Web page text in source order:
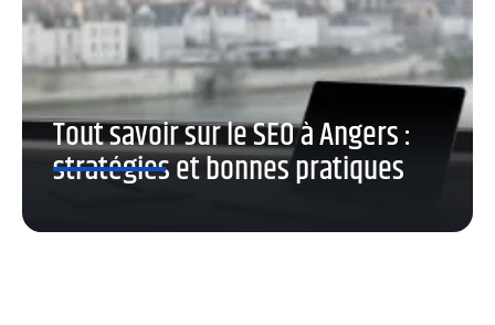
Tout savoir sur le SEO à Angers :
stratégies et bonnes pratiques